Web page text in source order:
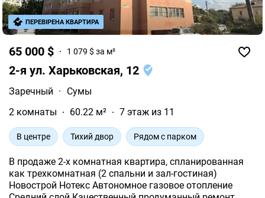
65 000 $ 1 079 $ за м²
2-я ул. Харьковская, 12
Заречный ·
Сумы
2 комнаты
60.22 м² 7 этаж из 11
В центре Тихий двор Рядом с парком
В продаже 2-х комнатная квартира, спланированная
как трехкомнатная (2 спальни и зал-гостиная)
Новострой Нотекс Автономное газовое отопление
ПЕРЕВІРЕНА КВАРТИРА